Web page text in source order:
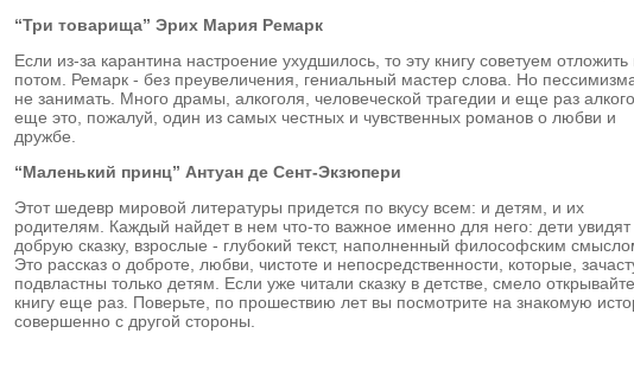
“Три товарища” Эрих Мария Ремарк
Если из-за карантина настроение ухудшилось, то эту книгу советуем отложить
потом. Ремарк - без преувеличения, гениальный мастер слова. Но
не занимать. Много драмы, алкоголя, человеческой трагедии и еще раз
еще это, пожалуй, один из самых честных и чувственных романов о любви и
дружбе.
“Маленький принц” Антуан де Сент-Экзюпери
Этот шедевр мировой литературы придется по вкусу всем: и детям, и их
родителям. Каждый найдет в нем что-то важное именно для него: дети увидят
добрую сказку, взрослые - глубокий текст, наполненный философским
Это рассказ о доброте, любви, чистоте и непосредственности, которые,
подвластны только детям. Если уже читали сказку в детстве, смело открывайте
книгу еще раз. Поверьте, по прошествию лет вы посмотрите на знакомую
совершенно с другой стороны.